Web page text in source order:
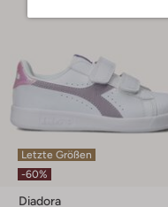
Letzte Größen
-60%
Diadora